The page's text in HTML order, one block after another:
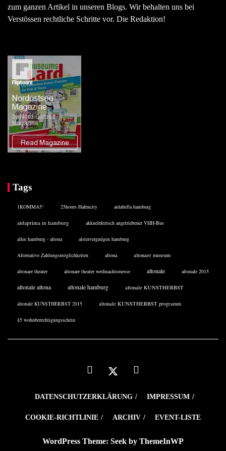
zum ganzen Artikel in unseren Blogs. Wir behalten uns bei
Verstössen rechtliche Schritte vor. Die Redaktion!
Tags
1KOMMA5° 25hours Hafencity aidabella hamburg
aidaprima in hamburg akkuelektrisch angetriebener VHH-Bus
allee hamburg - altona alstervergnügen hamburg
Alternative Zahlungsmöglichkeiten altona altonaer museum
altonaer theater altonaer theater weihnachtsmesse altonale altonale 2015
altonale altona altonale hamburg altonale KUNSTHERBST
altonale KUNSTHERBST 2015 altonale KUNSTHERBST programm
§5 wohnberechtigungsschein
DATENSCHUTZERKLÄRUNG IMPRESSUM
COOKIE-RICHTLINIE ARCHIV EVENT-LISTE
WordPress Theme: Seek by ThemeInWP